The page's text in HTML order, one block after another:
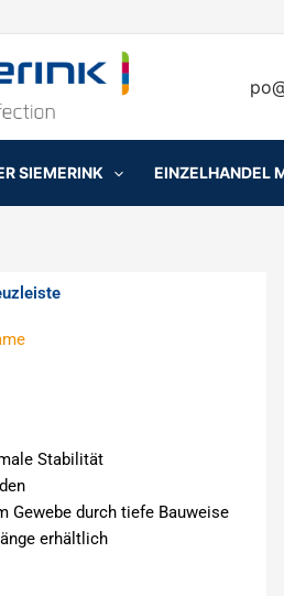
SIEMERINK EINZELHANDEL
Stabilität
Gewebe durch tiefe Bauweise
erhältlich